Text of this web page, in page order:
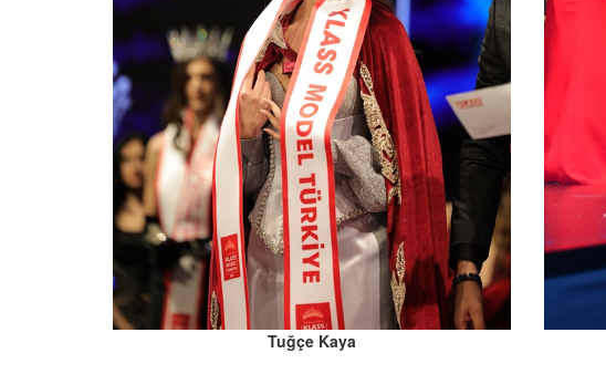
Tuğçe Kaya